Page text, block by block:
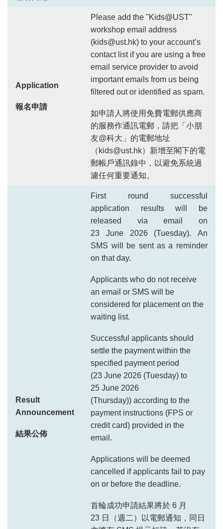
Application
報名申請
Please add the "Kids@UST"
workshop email address
(kids@ust.hk) to your account’s
contact list if you are using a free
email service provider to avoid
important emails from us being
filtered out or identified as spam.
如申請人將使用免費電郵供應商
的服務作通訊電郵，請把「小朋
友@科大」的電郵地址
（kids@ust.hk）新增至閣下的電
郵帳戶通訊錄中，以避免系統過
濾任何重要通知。
Result
Announcement
結果公佈
First round successful
application results will be
released via email on
23 June 2026 (Tuesday). An
SMS will be sent as a reminder
on that day.
Applicants who do not receive
an email or SMS will be
considered for placement on the
waiting list.
Successful applicants should
settle the payment within the
specified payment period
(23 June 2026 (Tuesday) to
25 June 2026
(Thursday)) according to the
payment instructions (FPS or
credit card) provided in the
email.
Applications will be deemed
cancelled if applicants fail to pay
on or before the deadline.
首輪成功申請結果將於 6 月
23 日（週二）以電郵通知，同日